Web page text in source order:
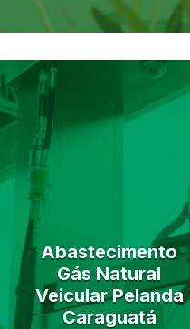
Abastecimento
Gás Natural
Veicular Pelanda
Caraguatá